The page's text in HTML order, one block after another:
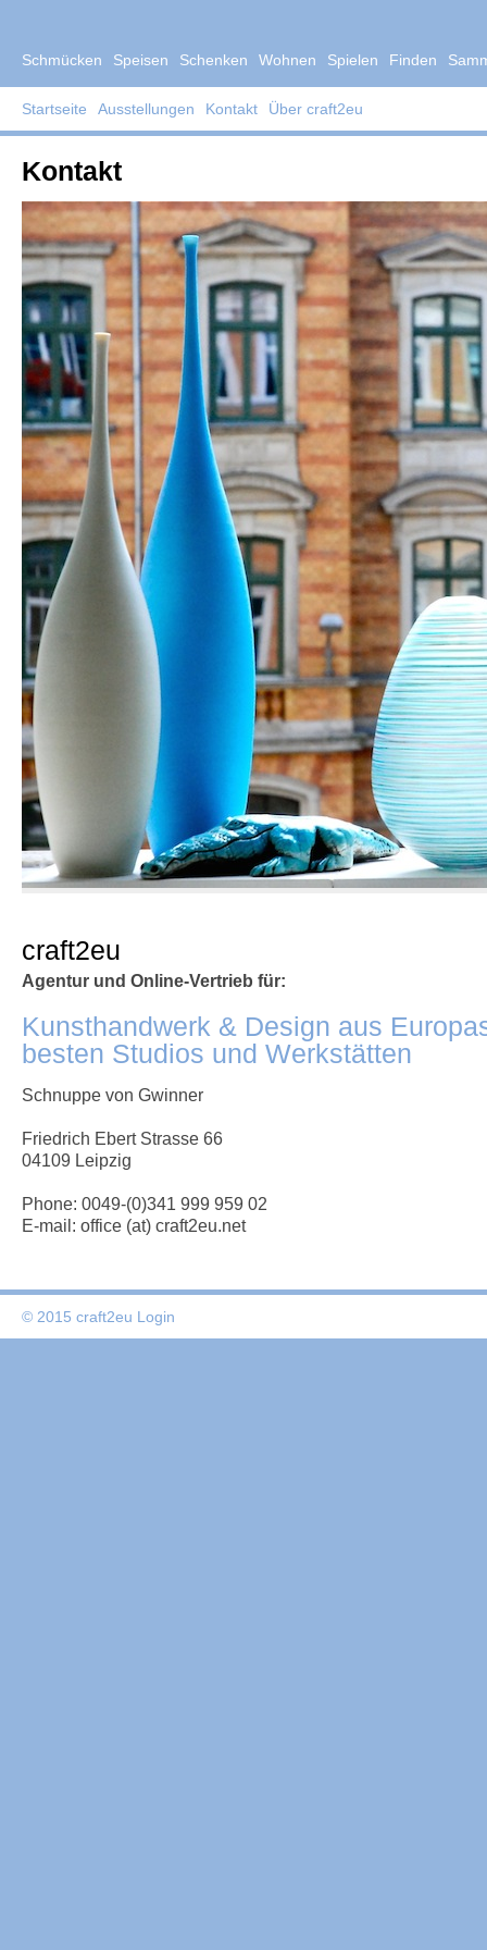
Schmücken Speisen Schenken Wohnen Spielen Finden
Startseite Ausstellungen Kontakt Über craft2eu
Kontakt
craft2eu
Agentur und Online-Vertrieb für:
Kunsthandwerk & Design aus
besten Studios und Werkstätten
Schnuppe von Gwinner
Friedrich Ebert Strasse 66
04109 Leipzig
Phone: 0049-(0)341 999 959 02
E-mail: office (at) craft2eu.net
© 2015 craft2eu Login